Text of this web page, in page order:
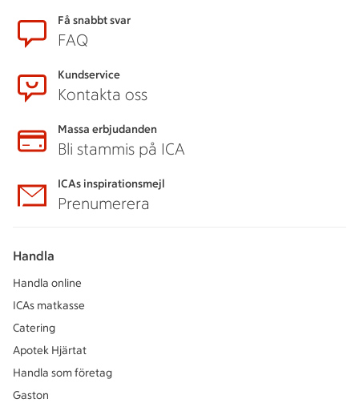
Få snabbt svar
FAQ
Kundservice
Kontakta oss
Massa erbjudanden
Bli stammis på ICA
ICAs inspirationsmejl
Prenumerera
Handla
Handla online
ICAs matkasse
Catering
Apotek Hjärtat
Handla som företag
Gaston